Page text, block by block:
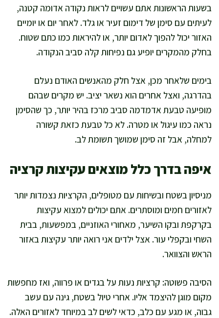
בשעות הראשונות אתם עשויים לראות נקודה אדומה קטנה,
לעיתים עם סימן של דימום זעיר או גלד. לאחר יום או יומיים
האזור יכול להפוך לאדום יותר, או להיראות כמו כתם שטוח.
בחלק מהמקרים יופיע גם נפיחות קלה סביב הנקודה.
בימים שלאחר מכן, אצל חלק מהאנשים האודם נעלם
בהדרגה, ואצל אחרים הוא נשאר יציב. יש מקרים שבהם
מופיעה טבעת אדמדמה סביב מרכז בהיר יותר, כך שהסימן
נראה כמו עיגול או מטרה. לא כל טבעת כזאת קשורה
למחלה, אבל זה סימן שמושך תשומת לב.
איפה בדרך כלל מוצאים עקיצות קרציה
מניסיון בשטח ובשיחות עם מטופלים, הקרציות נצמדות יותר
לאזורים חמים ומוסתרים. אתם יכולים למצוא עקיצות
בקרקפת ובקו השיער, מאחורי האוזניים, במפשעות, בבית
השחי ובקפלי עור. אצל ילדים אני רואה יותר עקיצות באזור
הראש והצוואר.
הסיבה פשוטה: קרציות נעות על בגדים או פרווה, ואז מחפשות
מקום מוגן להיצמד אליו. אחרי טיול בשטח, גינה עם עשב
גבוה, או מגע עם כלב, כדאי לשים לב במיוחד לאזורים האלה.